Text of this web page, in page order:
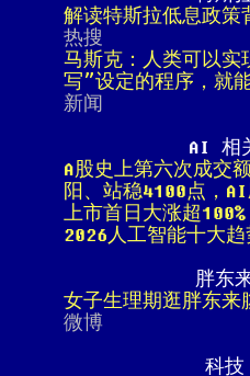
解读特斯拉低息政策
热搜
马斯克：人类可以实
写”设定的程序，就
新闻
AI 相
A股史上第六次成交
阳、站稳4100点，
上市首日大涨超100%
2026人工智能十大趋
胖东
女子生理期逛胖东来
微博
科